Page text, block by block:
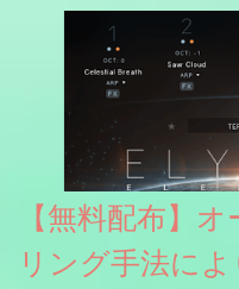
【無料配布】
リング手法に